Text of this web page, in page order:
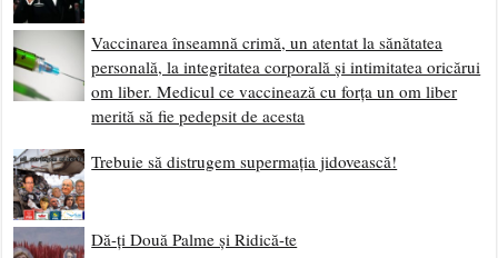
Vaccinarea înseamnă crimă, un atentat la sănătatea
personală, la integritatea corporală și intimitatea oricărui
om liber. Medicul ce vaccinează cu forța un om liber
merită să fie pedepsit de acesta
Trebuie să distrugem supermația jidovească!
Dă-ți Două Palme și Ridică-te